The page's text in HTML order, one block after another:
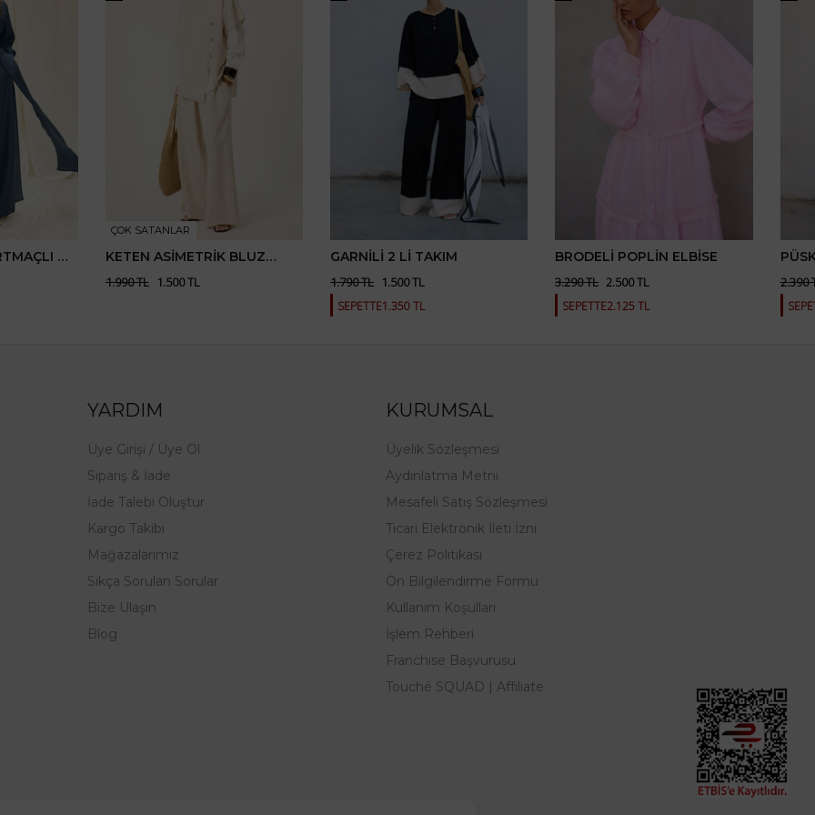
2
ÇOK SATANLAR
KETEN ASİMETRİK BLUZ
1.990 TL 1.500 TL
GARNİLİ 2 Lİ TAKIM
1.790 TL 1.500 TL
1.350 TL
SEPETTE
BRODELİ POPLİN ELBİSE
3.290 TL 2.500 TL
2.125 TL
SEPETTE
2.390
YARDIM
Üye Girişi / Üye Ol
Sipariş & İade
İade Talebi Oluştur
Kargo Takibi
Mağazalarımız
Sıkça Sorulan Sorular
Bize Ulaşın
Blog
KURUMSAL
Üyelik Sözleşmesi
Aydınlatma Metni
Mesafeli Satış Sözleşmesi
Ticari Elektronik İleti İzni
Çerez Politikası
Ön Bilgilendirme Formu
Kullanım Koşulları
İşlem Rehberi
Franchise Başvurusu
Touché SQUAD | Affiliate